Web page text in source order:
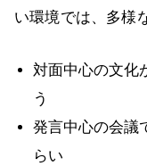
い環境では、多様
対面中心の文化
う
発言中心の会議
らい